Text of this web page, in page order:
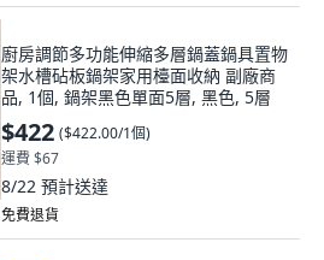
廚房調節多功能伸縮多層鍋蓋鍋具置物
架水槽砧板鍋架家用檯面收納 副廠商
品, 1個, 鍋架黑色單面5層, 黑色, 5層
$422 ($422.00/1個)
運費 $67
8/22 預計送達
免費退貨